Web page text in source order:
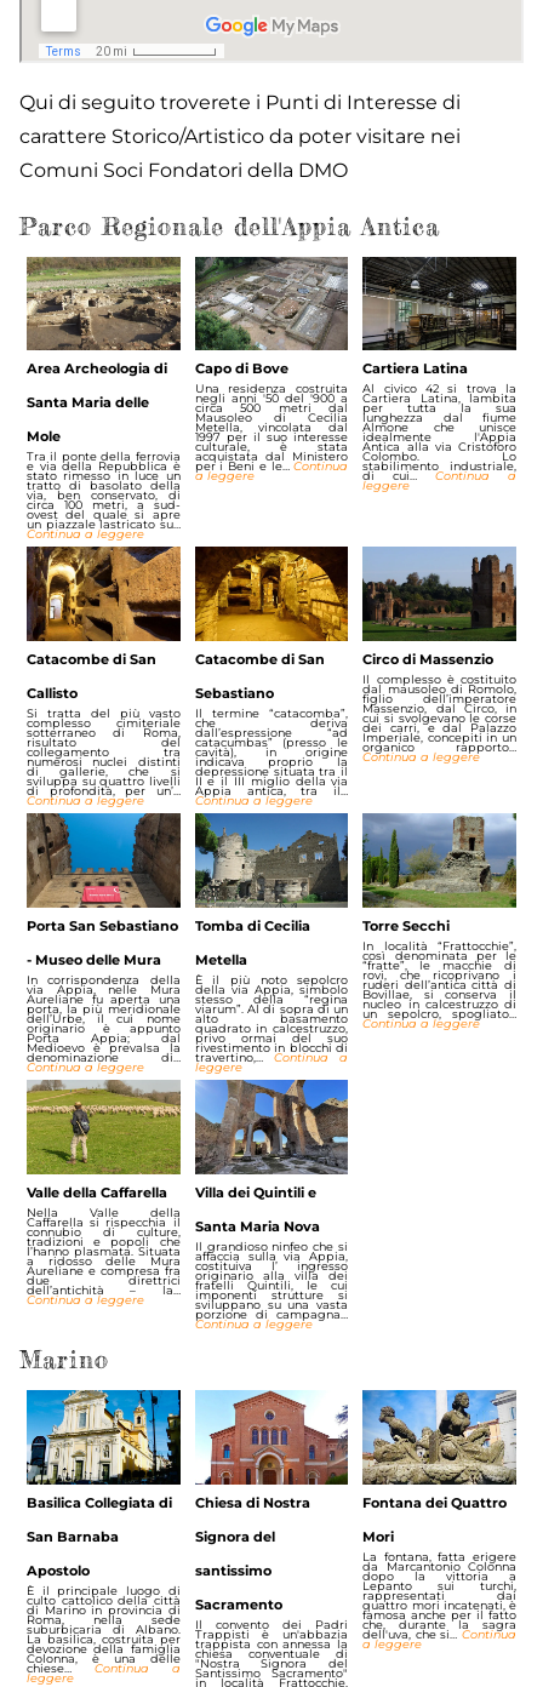
Qui di seguito troverete i Punti di Interesse di
carattere Storico/Artistico da poter visitare nei
Comuni Soci Fondatori della DMO
Parco Regionale dell'Appia Antica
Area Archeologia di
Santa Maria delle
Mole
Tra il ponte della ferrovia
e via della Repubblica è
stato rimesso in luce un
tratto di basolato della
via, ben conservato, di
circa 100 metri, a sud-
ovest del quale si apre
un piazzale lastricato su…
Continua a leggere
Capo di Bove
Una residenza costruita
negli anni '50 del '900 a
circa 500 metri dal
Mausoleo di Cecilia
Metella, vincolata dal
1997 per il suo interesse
culturale, è stata
acquistata dal Ministero
per i Beni e le…Continua
a leggere
Cartiera Latina
Al civico 42 si trova la
Cartiera Latina, lambita
per tutta la sua
lunghezza dal fiume
Almone che unisce
idealmente l'Appia
Antica alla via Cristoforo
Colombo. Lo
stabilimento industriale,
di cui…Continua a
leggere
Catacombe di San
Callisto
Si tratta del più vasto
complesso cimiteriale
sotterraneo di Roma,
risultato del
collegamento tra
numerosi nuclei distinti
di gallerie, che si
sviluppa su quattro livelli
di profondità, per un’…
Continua a leggere
Catacombe di San
Sebastiano
Il termine “catacomba”,
che deriva
dall’espressione “ad
catacumbas” (presso le
cavità), in origine
indicava proprio la
depressione situata tra il
II e il III miglio della via
Appia antica, tra il…
Continua a leggere
Circo di Massenzio
Il complesso è costituito
dal mausoleo di Romolo,
figlio dell’imperatore
Massenzio, dal Circo, in
cui si svolgevano le corse
dei carri, e dal Palazzo
Imperiale, concepiti in un
organico rapporto…
Continua a leggere
Porta San Sebastiano
- Museo delle Mura
In corrispondenza della
via Appia, nelle Mura
Aureliane fu aperta una
porta, la più meridionale
dell’Urbe, il cui nome
originario è appunto
Porta Appia; dal
Medioevo è prevalsa la
denominazione di…
Continua a leggere
Tomba di Cecilia
Metella
È il più noto sepolcro
della via Appia, simbolo
stesso della “regina
viarum”. Al di sopra di un
alto basamento
quadrato in calcestruzzo,
privo ormai del suo
rivestimento in blocchi di
travertino,… Continua a
leggere
Torre Secchi
In località “Frattocchie”,
così denominata per le
“fratte”, le macchie di
rovi, che ricoprivano i
ruderi dell’antica città di
Bovillae, si conserva il
nucleo in calcestruzzo di
un sepolcro, spogliato…
Continua a leggere
Valle della Caffarella
Nella Valle della
Caffarella si rispecchia il
connubio di culture,
tradizioni e popoli che
l’hanno plasmata. Situata
a ridosso delle Mura
Aureliane e compresa fra
due direttrici
dell’antichità – la…
Continua a leggere
Villa dei Quintili e
Santa Maria Nova
Il grandioso ninfeo che si
affaccia sulla via Appia,
costituiva l’ ingresso
originario alla villa dei
fratelli Quintili, le cui
imponenti strutture si
sviluppano su una vasta
porzione di campagna…
Continua a leggere
Marino
Basilica Collegiata di
San Barnaba
Apostolo
È il principale luogo di
culto cattolico della città
di Marino in provincia di
Roma, nella sede
suburbicaria di Albano.
La basilica, costruita per
devozione della famiglia
Colonna, è una delle
chiese… Continua a
leggere
Chiesa di Nostra
Signora del
santissimo
Sacramento
Il convento dei Padri
Trappisti è un'abbazia
trappista con annessa la
chiesa conventuale di
"Nostra Signora del
Santissimo Sacramento"
in località Frattocchie,
Fontana dei Quattro
Mori
La fontana, fatta erigere
da Marcantonio Colonna
dopo la vittoria a
Lepanto sui turchi,
rappresentati dai
quattro mori incatenati, è
famosa anche per il fatto
che, durante la sagra
dell'uva, che si… Continua
a leggere